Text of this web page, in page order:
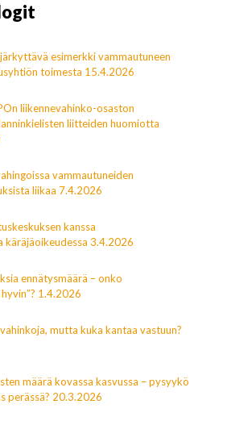
esimerkki vammautuneen
toimesta 15.4.2026
liikennevahinko-osaston
liitteiden huomiotta
vammautuneiden
liikaa 7.4.2026
kanssa
käräjäoikeudessa 3.4.2026
ennätysmäärä – onko
1.4.2026
mutta kuka kantaa vastuun?
määrä kovassa kasvussa – pysyykö
perässä? 20.3.2026